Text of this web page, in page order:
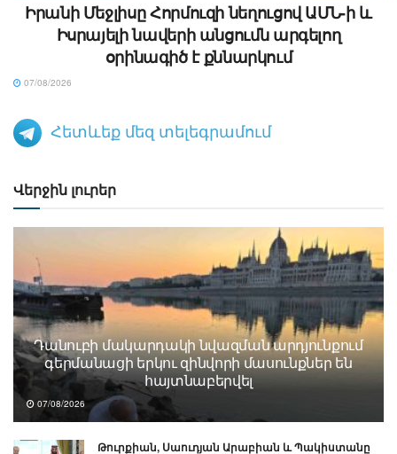
Իրանի Մեջլիսը Հորմուզի նեղուցով ԱՄՆ-ի և
Իսրայելի նավերի անցումն արգելող
օրինագիծ է քննարկում
07/08/2026
Հետևեք մեզ տելեգրամում
Վերջին լուրեր
Դանուբի մակարդակի նվազման արդյունքում
գերմանացի երկու զինվորի մասունքներ են
հայտնաբերվել
07/08/2026
Թուրքիան, Սաուդյան Արաբիան և Պակիստանը